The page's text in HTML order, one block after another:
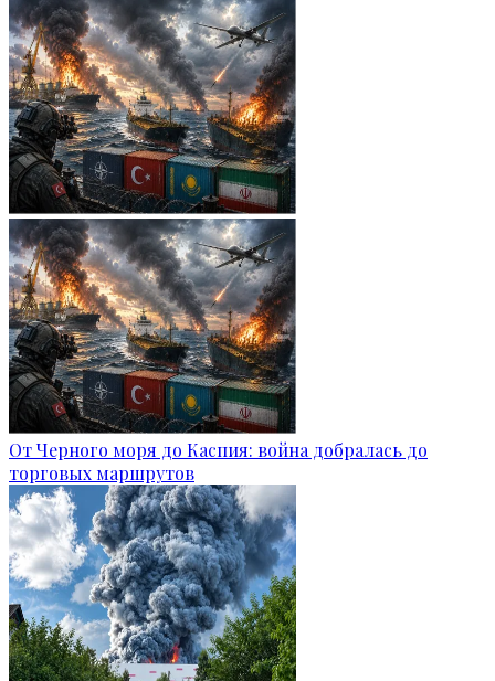
От Черного моря до Каспия: война добралась до
торговых маршрутов